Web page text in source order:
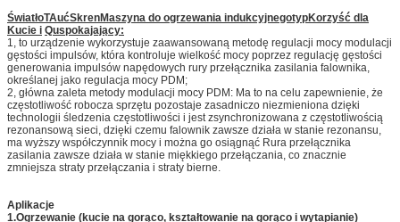
ŚwiatłoTAućSkrenMaszyna do ogrzewania indukcyjnegotypKorzyść dla
Kucie i Quspokajający:
1, to urządzenie wykorzystuje zaawansowaną metodę regulacji mocy modulacji
gęstości impulsów, która kontroluje wielkość mocy poprzez regulację gęstości
generowania impulsów napędowych rury przełącznika zasilania falownika,
określanej jako regulacja mocy PDM;
2, główna zaleta metody modulacji mocy PDM: Ma to na celu zapewnienie, że
częstotliwość robocza sprzętu pozostaje zasadniczo niezmieniona dzięki
technologii śledzenia częstotliwości i jest zsynchronizowana z częstotliwością
rezonansową sieci, dzięki czemu falownik zawsze działa w stanie rezonansu,
ma wyższy współczynnik mocy i można go osiągnąć Rura przełącznika
zasilania zawsze działa w stanie miękkiego przełączania, co znacznie
zmniejsza straty przełączania i straty bierne.
Aplikacje
1.Ogrzewanie (kucie na gorąco, kształtowanie na gorąco i wytapianie)